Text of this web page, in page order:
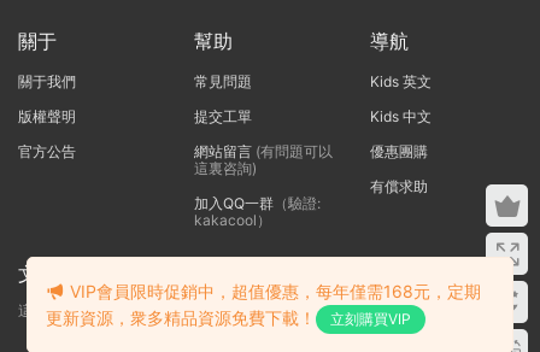
關于
關于我們
版權聲明
官方公告
幫助
常見問題
提交工單
網站留言(有問題可以
這裏咨詢)
加入QQ一群（驗證:
kakacool）
導航
Kids 英文
Kids 中文
優惠團購
有償求助
文本标題
這裏輸入代碼
VIP會員限時促銷中，超值優惠，每年僅需168元，定期
更新資源，衆多精品資源免費下載！
立刻購買VIP